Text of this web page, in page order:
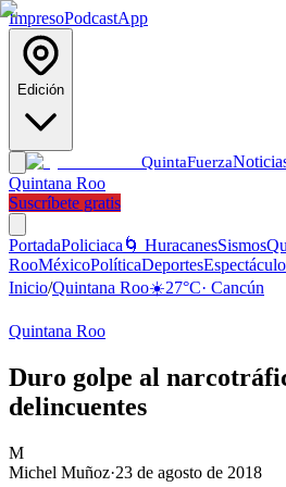
ImpresoPodcastApp
Edición
QuintaFuerza
Quintana Roo
Suscríbete gratis
PortadaPoliciaca 🌀 HuracanesSismos
RooMéxicoPolíticaDeportes
Inicio/Quintana Roo☀️27°C· Cancún
Quintana Roo
Duro golpe al
delincuentes
M
Michel Muñoz·23 de agosto de 2018